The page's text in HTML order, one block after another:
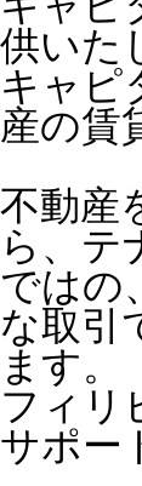
供いた
キャピ
産の賃
不動産
ら、テ
ではの
な取引
ます。
フィリ
サポー